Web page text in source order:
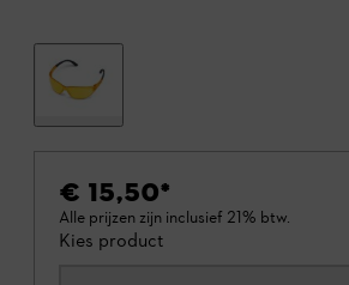
€ 15,50*
Alle prijzen zijn inclusief 21% btw.
Kies product